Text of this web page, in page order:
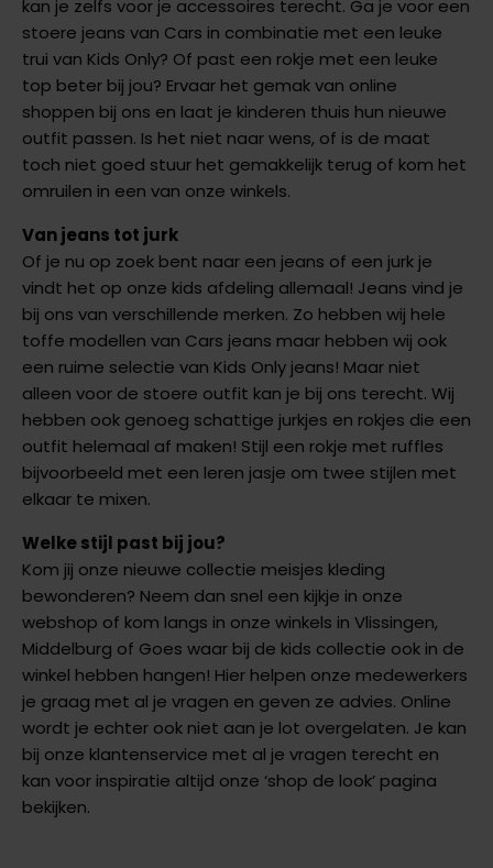
kan je zelfs voor je accessoires terecht. Ga je voor een
stoere jeans van Cars in combinatie met een leuke
trui van Kids Only? Of past een rokje met een leuke
top beter bij jou? Ervaar het gemak van online
shoppen bij ons en laat je kinderen thuis hun nieuwe
outfit passen. Is het niet naar wens, of is de maat
toch niet goed stuur het gemakkelijk terug of kom het
omruilen in een van onze winkels.
Van jeans tot jurk
Of je nu op zoek bent naar een jeans of een jurk je
vindt het op onze kids afdeling allemaal! Jeans vind je
bij ons van verschillende merken. Zo hebben wij hele
toffe modellen van Cars jeans maar hebben wij ook
een ruime selectie van Kids Only jeans! Maar niet
alleen voor de stoere outfit kan je bij ons terecht. Wij
hebben ook genoeg schattige jurkjes en rokjes die een
outfit helemaal af maken! Stijl een rokje met ruffles
bijvoorbeeld met een leren jasje om twee stijlen met
elkaar te mixen.
Welke stijl past bij jou?
Kom jij onze nieuwe collectie meisjes kleding
bewonderen? Neem dan snel een kijkje in onze
webshop of kom langs in onze winkels in Vlissingen,
Middelburg of Goes waar bij de kids collectie ook in de
winkel hebben hangen! Hier helpen onze medewerkers
je graag met al je vragen en geven ze advies. Online
wordt je echter ook niet aan je lot overgelaten. Je kan
bij onze klantenservice met al je vragen terecht en
kan voor inspiratie altijd onze ‘shop de look’ pagina
bekijken.